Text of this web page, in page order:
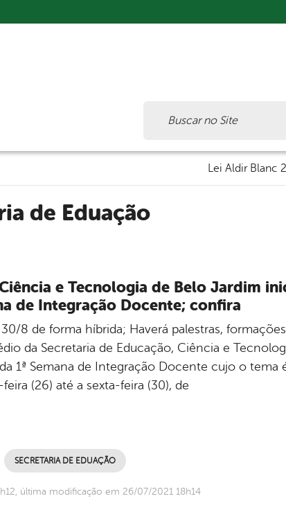
Lei Aldir Blanc
de Eduação
e Tecnologia de Belo Jardim
de Integração Docente; confira
8 de forma híbrida; Haverá palestras,
da Secretaria de Educação, Ciência e
1ª Semana de Integração Docente cujo o tema
(26) até a sexta-feira (30), de
SECRETARIA DE EDUAÇÃO
última modificação em 26/07/2021 18h14